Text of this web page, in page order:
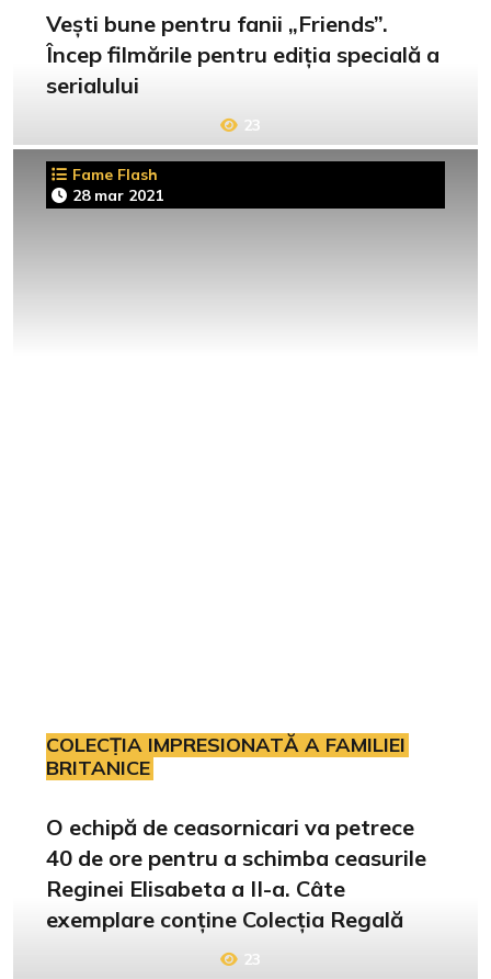
Vești bune pentru fanii „Friends”.
Încep filmările pentru ediția specială a
serialului
23
Fame Flash
28 mar 2021
COLECȚIA IMPRESIONATĂ A FAMILIEI
BRITANICE
O echipă de ceasornicari va petrece
40 de ore pentru a schimba ceasurile
Reginei Elisabeta a II-a. Câte
exemplare conține Colecția Regală
23